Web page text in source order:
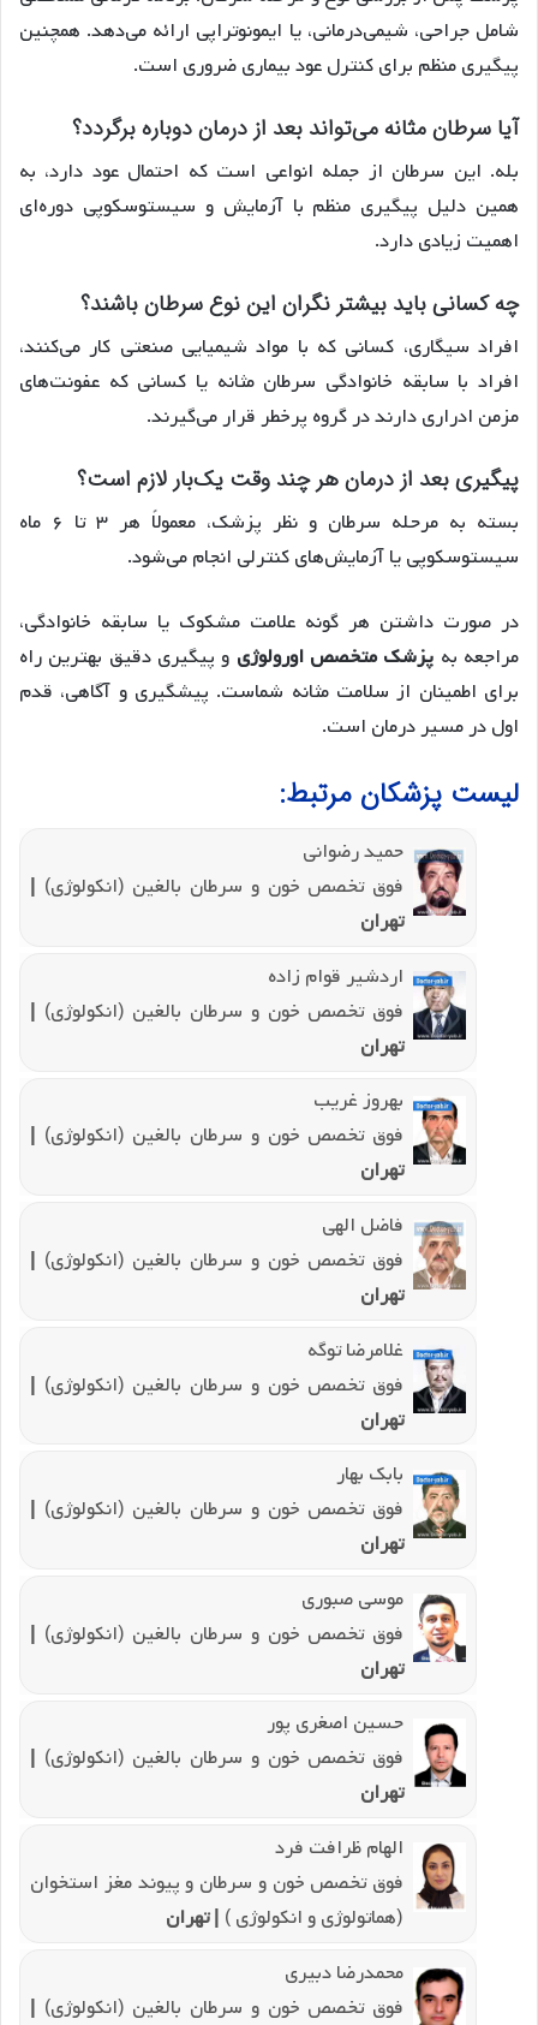
شامل جراحی، شیمی‌درمانی، یا ایمونوتراپی ارائه می‌دهد. همچنین
پیگیری منظم برای کنترل عود بیماری ضروری است.
آیا سرطان مثانه می‌تواند بعد از درمان دوباره برگردد؟
بله. این سرطان از جمله انواعی است که احتمال عود دارد، به
همین دلیل پیگیری منظم با آزمایش و سیستوسکوپی دوره‌ای
اهمیت زیادی دارد.
چه کسانی باید بیشتر نگران این نوع سرطان باشند؟
افراد سیگاری، کسانی که با مواد شیمیایی صنعتی کار می‌کنند،
افراد با سابقه خانوادگی سرطان مثانه یا کسانی که عفونت‌های
مزمن ادراری دارند در گروه پرخطر قرار می‌گیرند.
پیگیری بعد از درمان هر چند وقت یک‌بار لازم است؟
بسته به مرحله سرطان و نظر پزشک، معمولاً هر ۳ تا ۶ ماه
سیستوسکوپی یا آزمایش‌های کنترلی انجام می‌شود.
در صورت داشتن هر گونه علامت مشکوک یا سابقه خانوادگی،
مراجعه به پزشک متخصص اورولوژی و پیگیری دقیق بهترین راه
برای اطمینان از سلامت مثانه شماست. پیشگیری و آگاهی، قدم
اول در مسیر درمان است.
لیست پزشکان مرتبط:
حمید رضوانی
فوق تخصص خون و سرطان بالغین (انکولوژی) |
تهران
اردشیر قوام زاده
فوق تخصص خون و سرطان بالغین (انکولوژی) |
تهران
بهروز غریب
فوق تخصص خون و سرطان بالغین (انکولوژی) |
تهران
فاضل الهی
فوق تخصص خون و سرطان بالغین (انکولوژی) |
تهران
غلامرضا توگه
فوق تخصص خون و سرطان بالغین (انکولوژی) |
تهران
بابک بهار
فوق تخصص خون و سرطان بالغین (انکولوژی) |
تهران
موسی صبوری
فوق تخصص خون و سرطان بالغین (انکولوژی) |
تهران
حسین اصغری پور
فوق تخصص خون و سرطان بالغین (انکولوژی) |
تهران
الهام ظرافت فرد
فوق تخصص خون و سرطان و پیوند مغز استخوان
(هماتولوژی و انکولوژی ) | تهران
محمدرضا دبیری
فوق تخصص خون و سرطان بالغین (انکولوژی) |